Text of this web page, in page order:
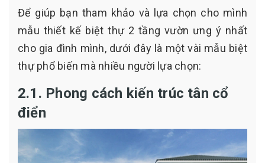
Để giúp bạn tham khảo và lựa chọn cho mình
mẫu thiết kế biệt thự 2 tầng vườn ưng ý nhất
cho gia đình mình, dưới đây là một vài mẫu biệt
thự phổ biến mà nhiều người lựa chọn:
2.1. Phong cách kiến trúc tân cổ
điển